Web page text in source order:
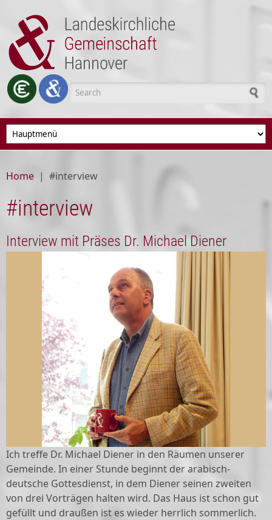
Search form
Home | #interview
#interview
Interview mit Präses Dr. Michael Diener
Ich treffe Dr. Michael Diener in den Räumen unserer
Gemeinde. In einer Stunde beginnt der arabisch-
deutsche Gottesdienst, in dem Diener seinen zweiten
von drei Vorträgen halten wird. Das Haus ist schon gut
gefüllt und draußen ist es wieder herrlich sommerlich.